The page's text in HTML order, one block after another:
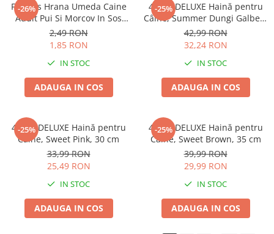
-26%
Friskies Hrana Umeda Caine
Adult Pui Si Morcov In Sos
100g
2,49 RON
1,85 RON
IN STOC
ADAUGA IN COS
-25%
4DOG DELUXE Haină pentru
Câine, Summer Dungi Galben,
35 cm
42,99 RON
32,24 RON
IN STOC
ADAUGA IN COS
-25%
4DOG DELUXE Haină pentru
Câine, Sweet Pink, 30 cm
33,99 RON
25,49 RON
IN STOC
ADAUGA IN COS
-25%
4DOG DELUXE Haină pentru
Câine, Sweet Brown, 35 cm
39,99 RON
29,99 RON
IN STOC
ADAUGA IN COS